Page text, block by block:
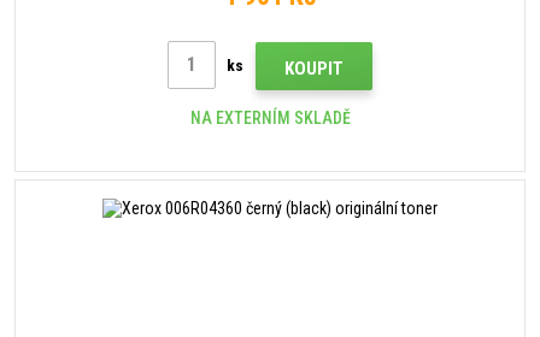
ks KOUPIT
NA EXTERNÍM SKLADĚ